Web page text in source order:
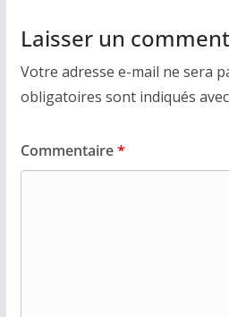
Laisser un
Votre adresse e-mail ne sera
obligatoires sont indiqués avec
Commentaire*